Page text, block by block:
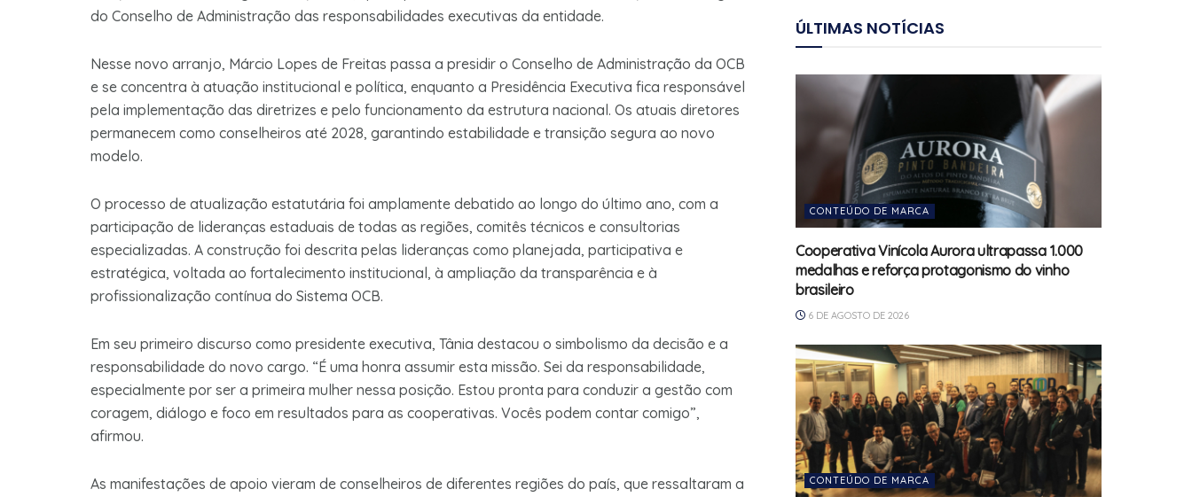
do Conselho de Administração das responsabilidades executivas da entidade.
Nesse novo arranjo, Márcio Lopes de Freitas passa a presidir o Conselho de Administração da OCB
e se concentra à atuação institucional e política, enquanto a Presidência Executiva fica responsável
pela implementação das diretrizes e pelo funcionamento da estrutura nacional. Os atuais diretores
permanecem como conselheiros até 2028, garantindo estabilidade e transição segura ao novo
modelo.
O processo de atualização estatutária foi amplamente debatido ao longo do último ano, com a
participação de lideranças estaduais de todas as regiões, comitês técnicos e consultorias
especializadas. A construção foi descrita pelas lideranças como planejada, participativa e
estratégica, voltada ao fortalecimento institucional, à ampliação da transparência e à
profissionalização contínua do Sistema OCB.
Em seu primeiro discurso como presidente executiva, Tânia destacou o simbolismo da decisão e a
responsabilidade do novo cargo. “É uma honra assumir esta missão. Sei da responsabilidade,
especialmente por ser a primeira mulher nessa posição. Estou pronta para conduzir a gestão com
coragem, diálogo e foco em resultados para as cooperativas. Vocês podem contar comigo”,
afirmou.
As manifestações de apoio vieram de conselheiros de diferentes regiões do país, que ressaltaram a
ÚLTIMAS NOTÍCIAS
CONTEÚDO DE MARCA
Cooperativa Vinícola Aurora ultrapassa 1.000
medalhas e reforça protagonismo do vinho
brasileiro
6 DE AGOSTO DE 2026
CONTEÚDO DE MARCA